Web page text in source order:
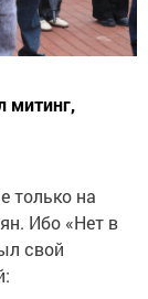
митинг,
только на
Ибо «Нет в
свой